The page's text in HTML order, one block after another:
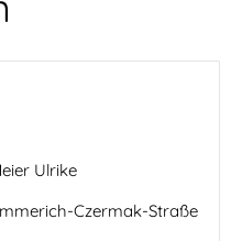
Ulrike
Czermak-Straße